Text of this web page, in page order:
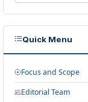
Quick Menu
Focus and Scope
Editorial Team